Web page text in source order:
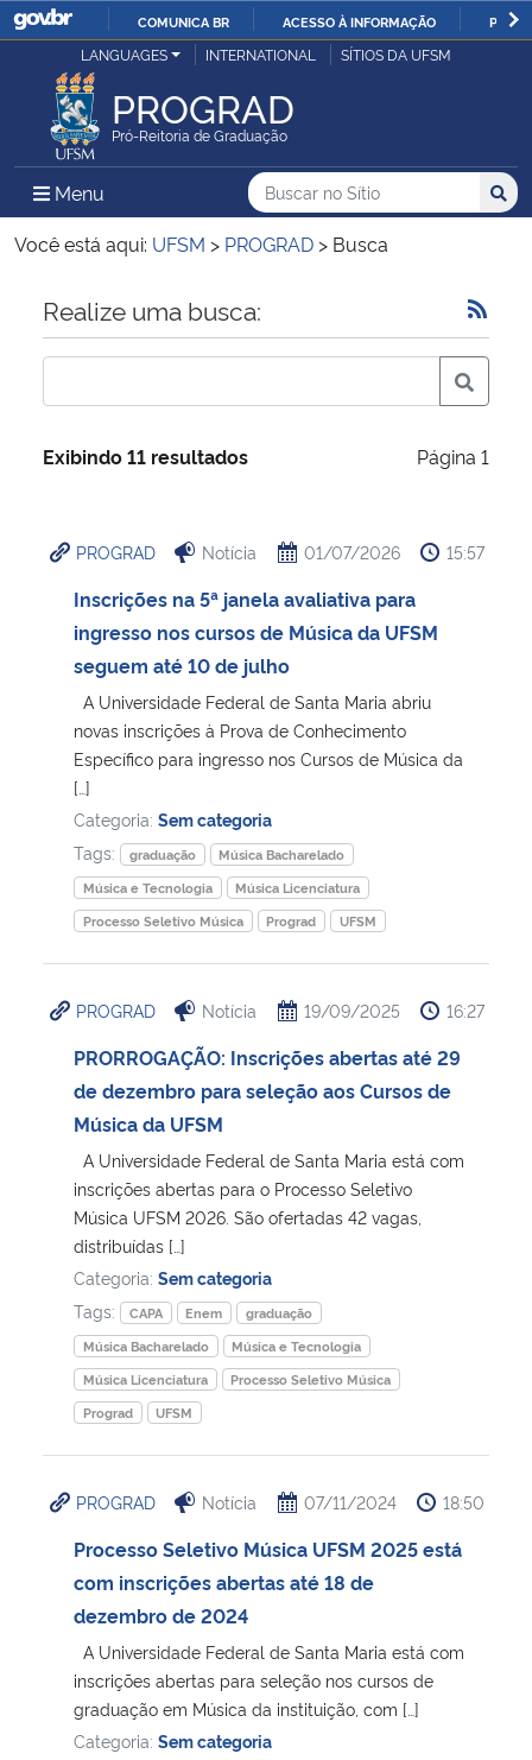
IR
O
COMUNICA BR ACESSO À INFORMAÇÃO
Ministério da Justiça e Segurança Pública
Ministério da Defesa
Ministério das Relações Exteriores
Ministério da Economia
Ministério da Infraestrutura
Ministério da Cidadania
Ministério da Saúde
Ministério de Minas e Energia
Ministério da Ciência, Tecnologia, Inovações e Comunicações
Ministério do Turismo
Ministério do Desenvolvimento Regional
Ministério da Mulher, da Família e dos Direitos Humanos
Secretaria-Geral
Secretaria de Governo
Gabinete de Segurança Institucional
Advocacia-Geral da União
Banco Central do Brasil
LANGUAGES INTERNATIONAL SÍTIOS DA UFSM
PROGRAD
Pró-Reitoria de Graduação
Menu Menu Principal do Sítio
Busca
Buscar no no Sítio
Busca:
Você está aqui: UFSM > PROGRAD > Busca
Início do conteúdo
Realize uma busca:
Exibindo 11 resultados Página 1
PROGRAD Notícia 01/07/2026 15:57
Inscrições na 5ª janela avaliativa para
ingresso nos cursos de Música da UFSM
seguem até 10 de julho
A Universidade Federal de Santa Maria abriu
novas inscrições à Prova de Conhecimento
Específico para ingresso nos Cursos de Música da
[…]
Categoria: Sem categoria
Tags:
graduação
Música Bacharelado
Música e Tecnologia
Música Licenciatura
Processo Seletivo Música
Prograd UFSM
PROGRAD Notícia 19/09/2025 16:27
PRORROGAÇÃO: Inscrições abertas até 29
de dezembro para seleção aos Cursos de
Música da UFSM
A Universidade Federal de Santa Maria está com
inscrições abertas para o Processo Seletivo
Música UFSM 2026. São ofertadas 42 vagas,
distribuídas […]
Categoria: Sem categoria
Tags:
CAPA Enem
graduação
Música Bacharelado
Música e Tecnologia
Música Licenciatura
Processo Seletivo Música
Prograd
UFSM
PROGRAD Notícia 07/11/2024 18:50
Processo Seletivo Música UFSM 2025 está
com inscrições abertas até 18 de
dezembro de 2024
A Universidade Federal de Santa Maria está com
inscrições abertas para seleção nos cursos de
graduação em Música da instituição, com […]
Categoria: Sem categoria